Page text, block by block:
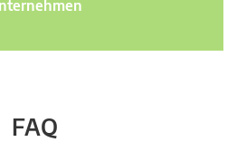
FAQ